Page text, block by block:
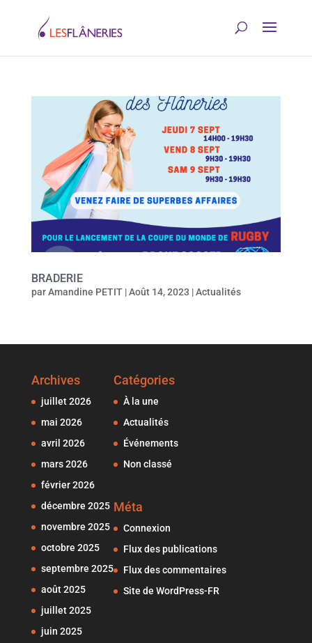
BRADERIE
parAmandine PETIT|Août 14, 2023 |Actualités
Archives
juillet 2026
mai 2026
avril 2026
mars 2026
février 2026
décembre 2025
novembre 2025
octobre 2025
septembre 2025
août 2025
juillet 2025
juin 2025
Catégories
À la une
Actualités
Événements
Non classé
Méta
Connexion
Flux des publications
Flux des commentaires
Site de WordPress-FR